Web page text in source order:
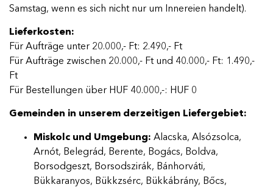
Samstag, wenn es sich nicht nur um Innereien handelt).
Lieferkosten:
Für Aufträge unter 20.000,- Ft: 2.490,- Ft
Für Aufträge zwischen 20.000,- Ft und 40.000,- Ft: 1.490,-
Ft
Für Bestellungen über HUF 40.000,-: HUF 0
Gemeinden in unserem derzeitigen Liefergebiet:
Miskolc und Umgebung: Alacska, Alsózsolca,
Arnót, Belegrád, Berente, Bogács, Boldva,
Borsodgeszt, Borsodszirák, Bánhorváti,
Bükkaranyos, Bükkzsérc, Bükkábrány, Bőcs,